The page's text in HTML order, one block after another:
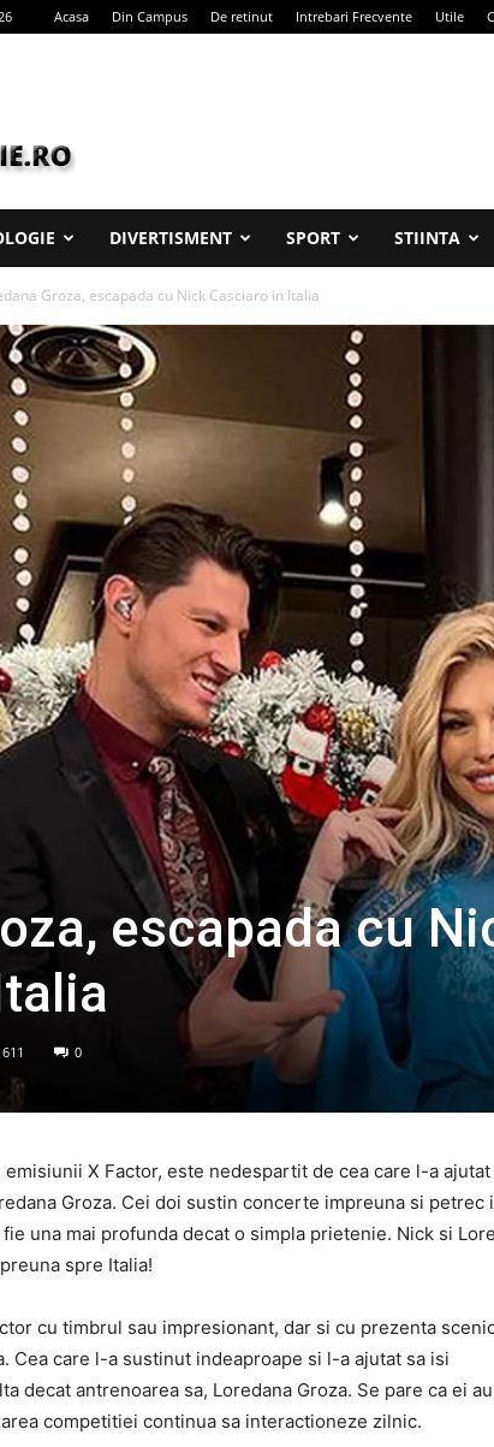
Acasa Din Campus De retinut Intrebari Frecvente Utile
DIVERTISMENT SPORT STIINTA
Groza, escapada cu Nick Casciaro in Italia
escapada cu
611 0
X Factor, este nedespartit de cea care l-a ajutat
Groza. Cei doi sustin concerte impreuna si petrec
una mai profunda decat o simpla prietenie. Nick si
spre Italia!
cu timbrul sau impresionant, dar si cu prezenta
Cea care l-a sustinut indeaproape si l-a ajutat sa isi
decat antrenoarea sa, Loredana Groza. Se pare ca ei
competitiei continua sa interactioneze zilnic.